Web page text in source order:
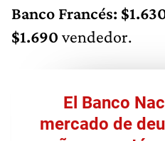
Banco Francés:
$1.690 vendedor.
El Banco
mercado de